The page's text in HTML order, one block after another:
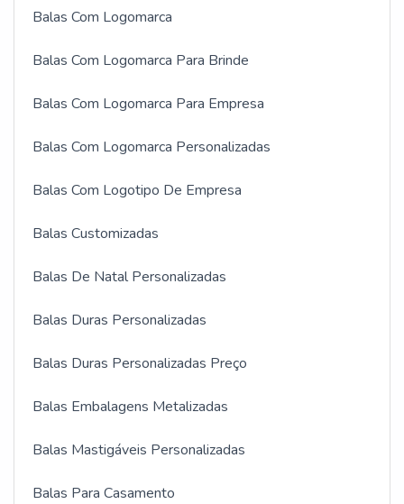
Balas Com Logomarca
Balas Com Logomarca Para Brinde
Balas Com Logomarca Para Empresa
Balas Com Logomarca Personalizadas
Balas Com Logotipo De Empresa
Balas Customizadas
Balas De Natal Personalizadas
Balas Duras Personalizadas
Balas Duras Personalizadas Preço
Balas Embalagens Metalizadas
Balas Mastigáveis Personalizadas
Balas Para Casamento